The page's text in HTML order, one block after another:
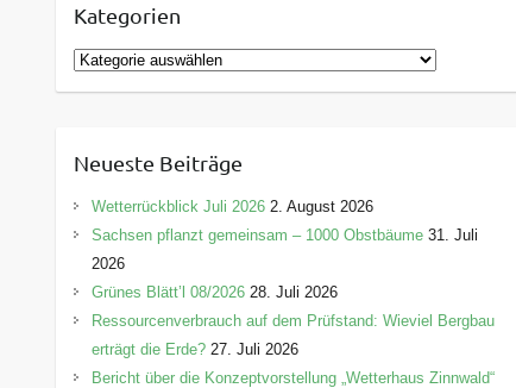
Kategorien
K
a
g
o
r
e
n
Neueste Beiträge
Wetterrückblick Juli 2026 2. August 2026
Sachsen pflanzt gemeinsam – 1000 Obstbäume 31. Juli
2026
Grünes Blätt’l 08/2026 28. Juli 2026
Ressourcenverbrauch auf dem Prüfstand: Wieviel Bergbau
erträgt die Erde? 27. Juli 2026
Bericht über die Konzeptvorstellung „Wetterhaus Zinnwald“